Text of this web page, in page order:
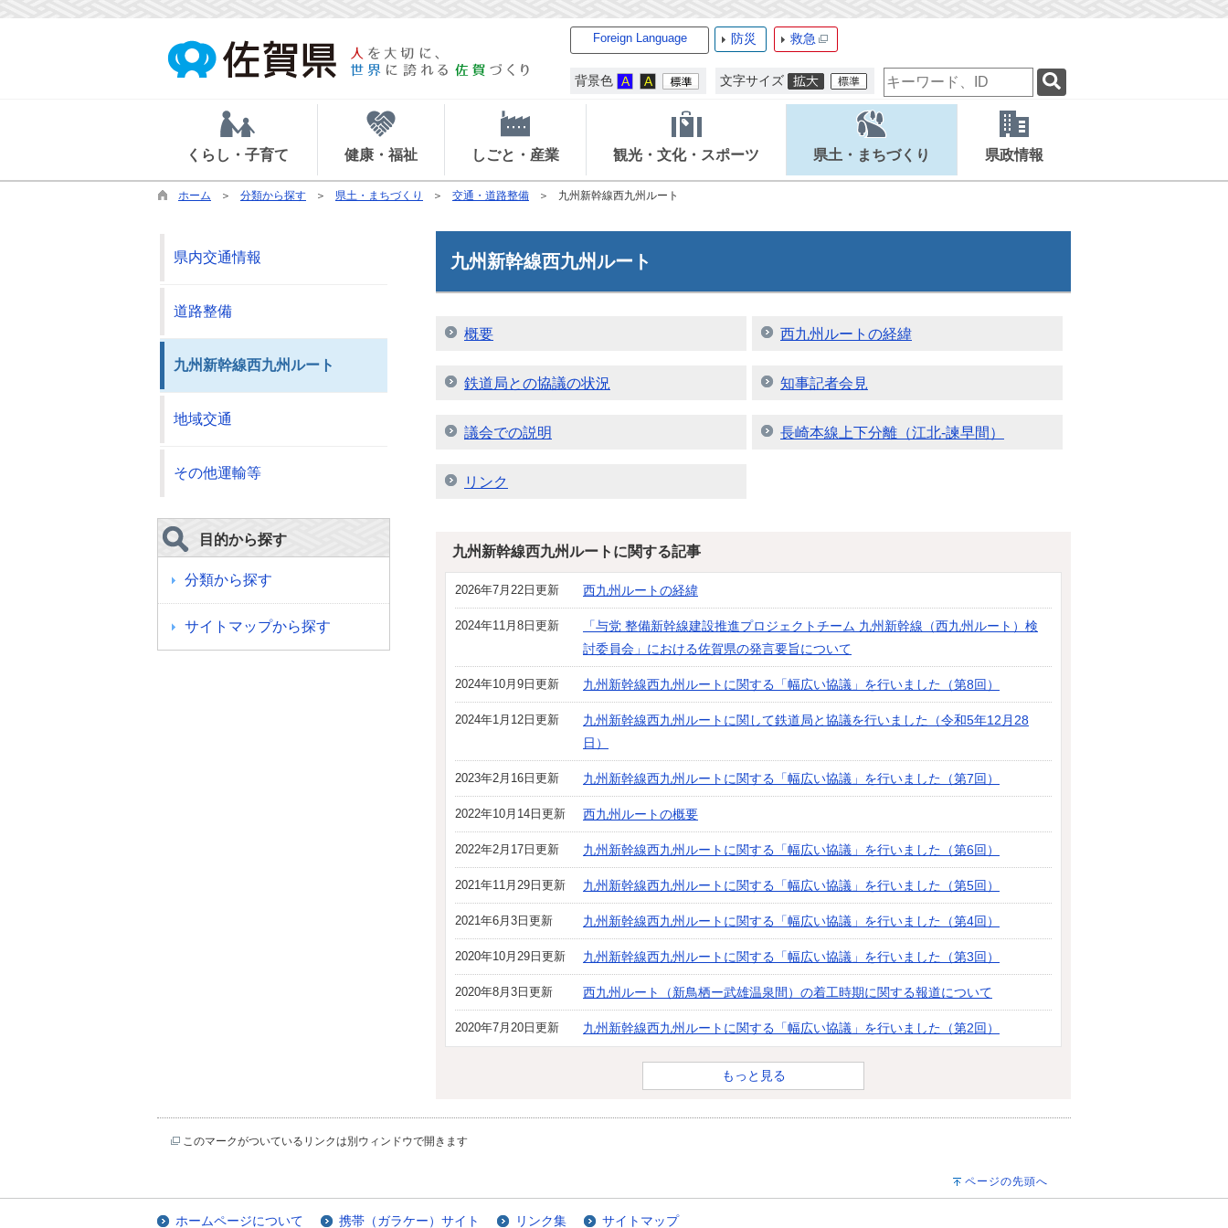
Foreign Language 防災 救急
背景色 文字サイズ
検
索
ー
ー
ド
くらし・子育て 健康・福祉 しごと・産業 観光・文化・スポーツ 県土・まちづくり 県政情報
ホーム 分類から探す 県土・まちづくり 交通・道路整備 九州新幹線西九州ルート
九州新幹線西九州ルート
概要 西九州ルートの経緯
鉄道局との協議の状況 知事記者会見
議会での説明 長崎本線上下分離（江北-諫早間）
リンク
九州新幹線西九州ルートに関する記事
2026年7月22日更新 西九州ルートの経緯
2024年11月8日更新
「与党 整備新幹線建設推進プロジェクトチーム 九州新幹線（西九州ルート）検
討委員会」における佐賀県の発言要旨について
2024年10月9日更新 九州新幹線西九州ルートに関する「幅広い協議」を行いました（第8回）
2024年1月12日更新
九州新幹線西九州ルートに関して鉄道局と協議を行いました（令和5年12月28
日）
2023年2月16日更新 九州新幹線西九州ルートに関する「幅広い協議」を行いました（第7回）
2022年10月14日更新 西九州ルートの概要
2022年2月17日更新 九州新幹線西九州ルートに関する「幅広い協議」を行いました（第6回）
2021年11月29日更新 九州新幹線西九州ルートに関する「幅広い協議」を行いました（第5回）
2021年6月3日更新 九州新幹線西九州ルートに関する「幅広い協議」を行いました（第4回）
2020年10月29日更新 九州新幹線西九州ルートに関する「幅広い協議」を行いました（第3回）
2020年8月3日更新 西九州ルート（新鳥栖ー武雄温泉間）の着工時期に関する報道について
2020年7月20日更新 九州新幹線西九州ルートに関する「幅広い協議」を行いました（第2回）
もっと見る
県内交通情報
道路整備
九州新幹線西九州ルート
地域交通
その他運輸等
目的から探す
分類から探す
サイトマップから探す
このマークがついているリンクは別ウィンドウで開きます
ページの先頭へ
ホームページについて 携帯（ガラケー）サイト リンク集 サイトマップ